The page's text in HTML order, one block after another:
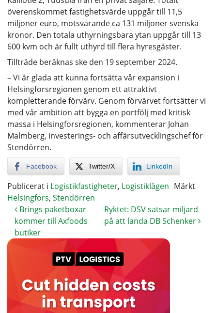
överenskommet fastighetsvärde uppgår till 11,5
miljoner euro, motsvarande ca 131 miljoner svenska
kronor. Den totala uthyrningsbara ytan uppgår till 13
600 kvm och är fullt uthyrd till flera hyresgäster.
Tillträde beräknas ske den 19 september 2024.
– Vi är glada att kunna fortsätta vår expansion i
Helsingforsregionen genom ett attraktivt
kompletterande förvärv. Genom förvärvet fortsätter vi
med vår ambition att bygga en portfölj med kritisk
massa i Helsingforsregionen, kommenterar Johan
Malmberg, investerings- och affärsutvecklingschef för
Stendörren.
Facebook Twitter/X LinkedIn
Publicerat i Logistikfastigheter, Logistiklägen Märkt
Helsingfors, Stendörren
Brings paketboxar
kommer till Axfoods
butiker
Ryktet: DSV satsar miljard
på att landa DB Schenker